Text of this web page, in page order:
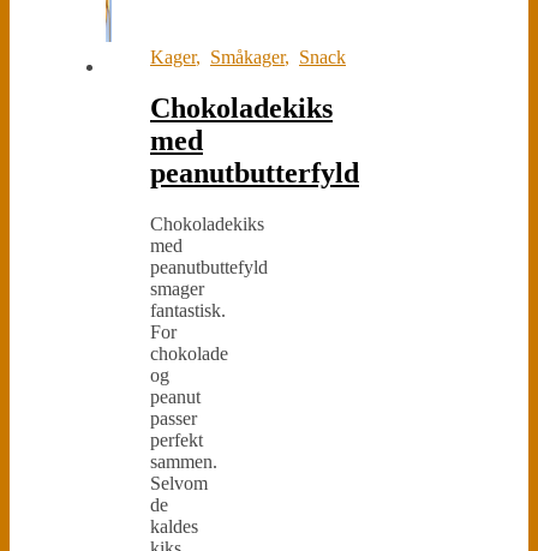
Kager, Småkager, Snack
Chokoladekiks
med
peanutbutterfyld
Chokoladekiks
med
peanutbuttefyld
smager
fantastisk.
For
chokolade
og
peanut
passer
perfekt
sammen.
Selvom
de
kaldes